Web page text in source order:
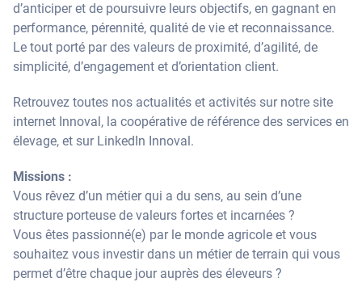
d’anticiper et de poursuivre leurs objectifs, en gagnant en
performance, pérennité, qualité de vie et reconnaissance.
Le tout porté par des valeurs de proximité, d’agilité, de
simplicité, d’engagement et d’orientation client.
Retrouvez toutes nos actualités et activités sur notre site
internet Innoval, la coopérative de référence des services en
élevage, et sur LinkedIn Innoval.
Missions :
Vous rêvez d’un métier qui a du sens, au sein d’une
structure porteuse de valeurs fortes et incarnées ?
Vous êtes passionné(e) par le monde agricole et vous
souhaitez vous investir dans un métier de terrain qui vous
permet d’être chaque jour auprès des éleveurs ?